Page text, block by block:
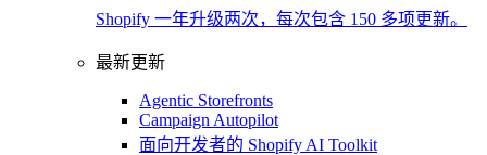
Shopify 一年升级两次，每次包含 150 多项更新。
最新更新
Agentic Storefronts
Campaign Autopilot
面向开发者的 Shopify AI Toolkit